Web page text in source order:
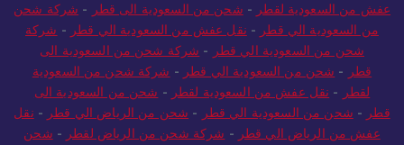
عفش من السعودية لقطر - شحن من السعودية الى قطر - شركة شحن
من السعودية الي قطر - نقل عفش من السعودية الي قطر - شركة
شحن من السعودية الي قطر - شركة شحن من السعودية الى
قطر - شحن من السعودية الي قطر - شركة شحن من السعودية
لقطر - نقل عفش من السعودية لقطر - شحن من السعودية الى
قطر - شحن من السعودية الي قطر - شحن من الرياض الي قطر - نقل
عفش من الرياض الي قطر - شركة شحن من الرياض لقطر - شحن